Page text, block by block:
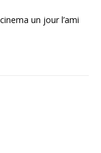
un jour l’ami